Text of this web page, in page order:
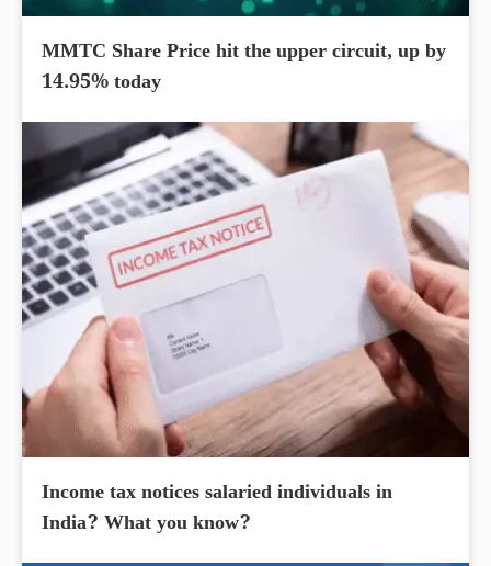
MMTC Share Price hit the upper circuit, up by
14.95% today
Income tax notices salaried individuals in
India? What you know?